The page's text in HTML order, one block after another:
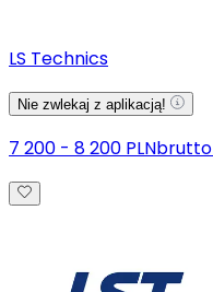
LS Technics
Nie zwlekaj z aplikacją!
7 200 - 8 200 PLNbrutto